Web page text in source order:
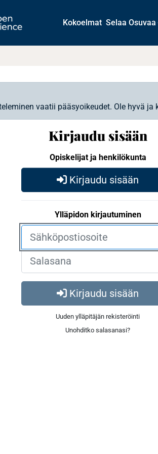
Kokoelmat Selaa Osuvaa
vaatii pääsyoikeudet. Ole hyvä
Kirjaudu sisään
Opiskelijat ja henkilökunta
Kirjaudu sisään
Ylläpidon kirjautuminen
Kirjaudu sisään
Uuden ylläpitäjän rekisteröinti
Unohditko salasanasi?